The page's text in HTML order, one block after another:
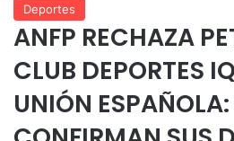
Deportes
ANFP RECHAZA
CLUB DEPORTES
UNIÓN ESPAÑOLA: